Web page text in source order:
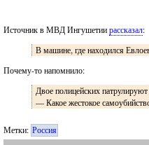
Источник в МВД Ингушетиирассказал:
В машине, где находился
Почему-то напомнило:
Двое полицейских
— Какое жестокое
Метки: Россия